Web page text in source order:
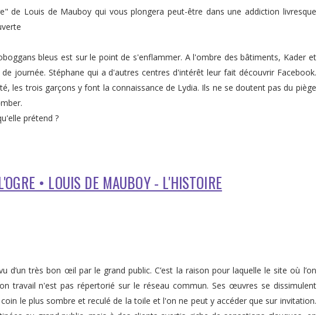
de Louis de Mauboy qui vous plongera peut-être dans une addiction livresque
bleus est sur le point de s'enflammer. A l'ombre des bâtiments, Kader et
journée. Stéphane qui a d'autres centres d'intérêt leur fait découvrir Facebook.
les trois garçons y font la connaissance de Lydia. Ils ne se doutent pas du piège
prétend ?
• LOUIS DE MAUBOY - L'HISTOIRE
d’un très bon œil par le grand public. C’est la raison pour laquelle le site où l’on
travail n'est pas répertorié sur le réseau commun. Ses œuvres se dissimulent
le plus sombre et reculé de la toile et l'on ne peut y accéder que sur invitation.